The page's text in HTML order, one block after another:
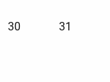
30 31